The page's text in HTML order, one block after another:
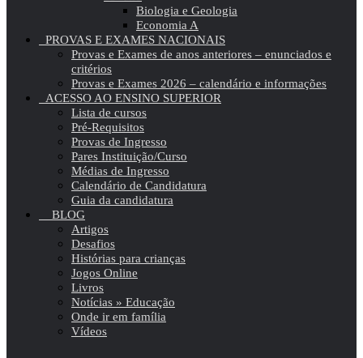
Biologia e Geologia
Economia A
PROVAS E EXAMES NACIONAIS
Provas e Exames de anos anteriores – enunciados e
critérios
Provas e Exames 2026 – calendário e informações
ACESSO AO ENSINO SUPERIOR
Lista de cursos
Pré-Requisitos
Provas de Ingresso
Pares Instituição/Curso
Médias de Ingresso
Calendário de Candidatura
Guia da candidatura
BLOG
Artigos
Desafios
Histórias para crianças
Jogos Online
Livros
Notícias » Educação
Onde ir em família
Vídeos